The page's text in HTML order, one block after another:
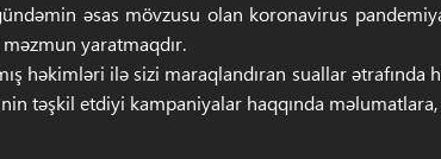
əsas mövzusu olan koronavirus
yaratmaqdır.
həkimləri ilə sizi maraqlandıran suallar
təşkil etdiyi kampaniyalar haqqında